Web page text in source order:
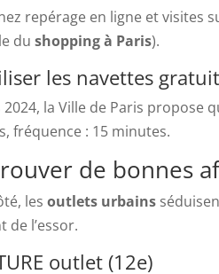
repérage en ligne et visites
dushopping à Paris).
les navettes
2024, la Ville de Paris propose
fréquence : 15 minutes.
de bonnes
lesoutlets urbains
de l’essor.
outlet (12e)